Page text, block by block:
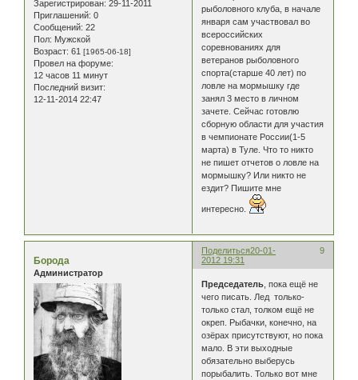
Зарегистрирован: 29-11-2011
Приглашений: 0
Сообщений: 22
Пол: Мужской
Возраст: 61 [1965-06-18]
Провел на форуме:
12 часов 11 минут
Последний визит:
12-11-2014 22:47
рыболовного клуба, в начале
января сам участвовал во
всероссийских
соревнованиях для
ветеранов рыболовного
спорта(старше 40 лет) по
ловле на мормышку где
занял 3 место в личном
зачете. Сейчас готовлю
сборную области для участия
в чемпионате России(1-5
марта) в Туле. Что то никто
не пишет отчетов о ловле на
мормышку? Или никто не
ездит? Пишите мне
интересно.
Поделиться 9
20-01-
2012 19:31
Борода
Администратор
Председатель , пока ещё не
чего писать. Лед только-
только стал, толком ещё не
окреп. Рыбачки, конечно, на
озёрах присутствуют, но пока
мало. В эти выходные
обязательно выберусь
порыбалить. Только вот мне